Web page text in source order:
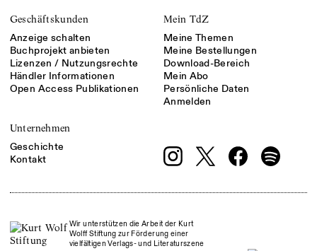
Geschäftskunden
Anzeige schalten
Buchprojekt anbieten
Lizenzen / Nutzungsrechte
Händler Informationen
Open Access Publikationen
Mein TdZ
Meine Themen
Meine Bestellungen
Download-Bereich
Mein Abo
Persönliche Daten
Anmelden
Unternehmen
Geschichte
Kontakt
Wir unterstützen die Arbeit der Kurt
Wolff Stiftung zur Förderung einer
vielfältigen Verlags- und Literaturszene